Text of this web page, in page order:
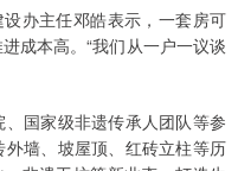
办主任邓皓表示，一套房可
成本高。“我们从一户一议谈
国家级非遗传承人团队等参
墙、坡屋顶、红砖立柱等历